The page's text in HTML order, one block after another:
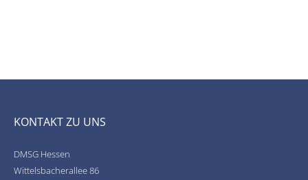
KONTAKT ZU UNS
DMSG Hessen
Wittelsbacherallee 86